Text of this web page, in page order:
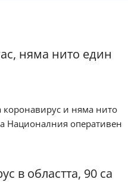
няма нито един
коронавирус и няма нито
Националния оперативен
в областта, 90 са